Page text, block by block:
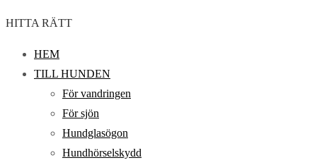
HITTA RÄTT
HEM
TILL HUNDEN
För vandringen
För sjön
Hundglasögon
Hundhörselskydd